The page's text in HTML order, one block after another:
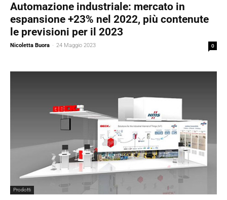
Automazione industriale: mercato in
espansione +23% nel 2022, più contenute
le previsioni per il 2023
Nicoletta Buora - 24 Maggio 2023 0
Prodotti